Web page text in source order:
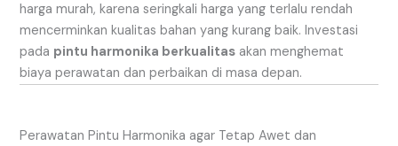
harga murah, karena seringkali harga yang terlalu rendah
mencerminkan kualitas bahan yang kurang baik. Investasi
pada pintu harmonika berkualitas akan menghemat
biaya perawatan dan perbaikan di masa depan.
Perawatan Pintu Harmonika agar Tetap Awet dan